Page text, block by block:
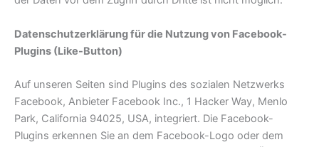
Datenschutzerklärung für die Nutzung von Facebook-
Plugins (Like-Button)
Auf unseren Seiten sind Plugins des sozialen Netzwerks
Facebook, Anbieter Facebook Inc., 1 Hacker Way, Menlo
Park, California 94025, USA, integriert. Die Facebook-
Plugins erkennen Sie an dem Facebook-Logo oder dem